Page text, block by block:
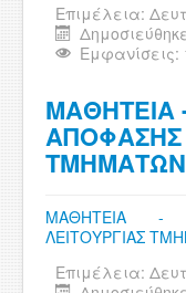
Επιμέλεια:
Εμφανίσεις:
ΜΑΘΗΤΕΙΑ
ΑΠΟΦΑΣΗΣ
ΤΜΗΜΑΤΩΝ
ΜΑΘΗΤΕΙΑ -
ΛΕΙΤΟΥΡΓΙΑΣ
Επιμέλεια: